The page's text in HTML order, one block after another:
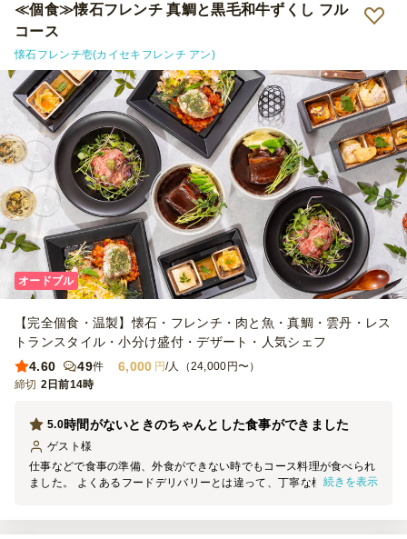
≪個食≫懐石フレンチ 真鯛と黒毛和牛ずくし フル
コース
懐石フレンチ壱(カイセキフレンチ アン)
オードブル
【完全個食・温製】懐石・フレンチ・肉と魚・真鯛・雲丹・レス
トランスタイル・小分け盛付・デザート・人気シェフ
4.60
49件 6,000 円/人（24,000円〜）
締切 2日前14時
時間がないときのちゃんとした食事ができました
5.0
ゲスト 様
仕事などで食事の準備、外食ができない時でもコース料理が食べられ
ました。 よくあるフードデリバリーとは違って、丁寧な梱包、配達
続きを表示